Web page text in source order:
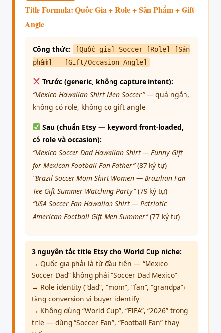
Title Formula: Quốc Gia + Role + Sản Phẩm + Gift
Angle
Công thức:
[Quốc gia] Soccer [Role] [Sản
phẩm] — [Gift/Occasion Angle]
Trước (generic, không capture intent):
“Mexico Hawaiian Shirt Men Soccer”— quá ngắn,
không có role, không có gift angle
Sau (chuẩn Etsy — keyword front-loaded,
có role và occasion):
“Mexico Soccer Dad Hawaiian Shirt — Funny Gift
for Mexican Football Fan Father”(87 ký tự)
“Brazil Soccer Mom Shirt Women — Brazilian Fan
Tee Gift Summer Watching Party”(79 ký tự)
“USA Soccer Fan Hawaiian Shirt — Patriotic
American Football Gift Men Summer”(77 ký tự)
3 nguyên tắc title Etsy cho World Cup niche:
→ Quốc gia phải là từ đầu tiên — “Mexico
Soccer Dad” không phải “Soccer Dad Mexico”
→ Role identity (“dad”, “mom”, “fan”, “grandpa”)
tăng conversion vì buyer identify
→ Không dùng “World Cup”, “FIFA”, “2026” trong
title — dùng “Soccer Fan”, “Football Fan” thay